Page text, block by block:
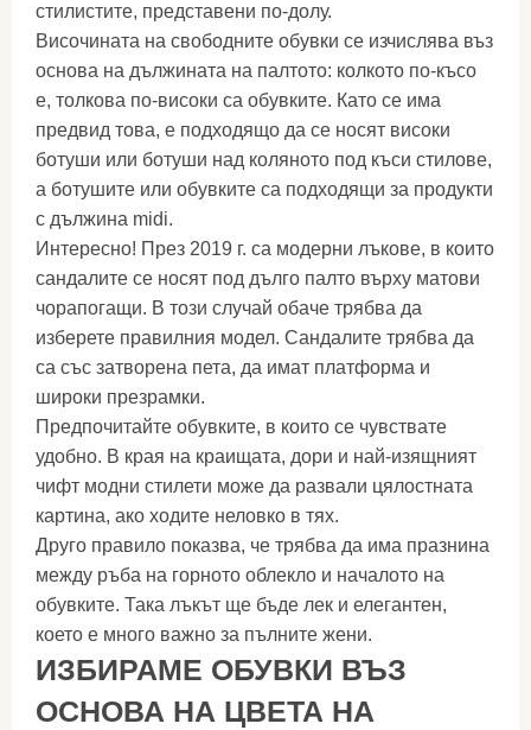
стилистите, представени по-долу.
Височината на свободните обувки се изчислява въз
основа на дължината на палтото: колкото по-късо
е, толкова по-високи са обувките. Като се има
предвид това, е подходящо да се носят високи
ботуши или ботуши над коляното под къси стилове,
а ботушите или обувките са подходящи за продукти
с дължина midi.
Интересно! През 2019 г. са модерни лъкове, в които
сандалите се носят под дълго палто върху матови
чорапогащи. В този случай обаче трябва да
изберете правилния модел. Сандалите трябва да
са със затворена пета, да имат платформа и
широки презрамки.
Предпочитайте обувките, в които се чувствате
удобно. В края на краищата, дори и най-изящният
чифт модни стилети може да развали цялостната
картина, ако ходите неловко в тях.
Друго правило показва, че трябва да има празнина
между ръба на горното облекло и началото на
обувките. Така лъкът ще бъде лек и елегантен,
което е много важно за пълните жени.
ИЗБИРАМЕ ОБУВКИ ВЪЗ
ОСНОВА НА ЦВЕТА НА